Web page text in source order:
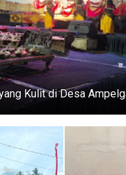
Kulit di Desa